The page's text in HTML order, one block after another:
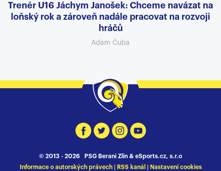
Trenér U16 Jáchym Janošek: Chceme navázat na
loňský rok a zároveň nadále pracovat na rozvoji
hráčů
Adam Čuba
© 2013 - 2026 PSG Berani Zlín & eSports.cz, s.r.o
Informace o autorských právech| RSS kanál Nastavení cookies